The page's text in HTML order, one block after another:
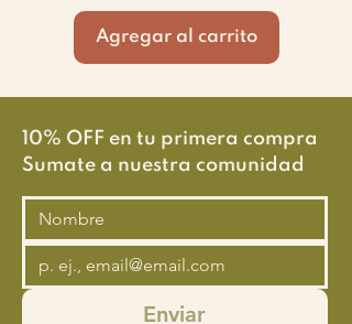
Agregar al carrito
10% OFF en tu primera compra
Sumate a nuestra comunidad
Enviar